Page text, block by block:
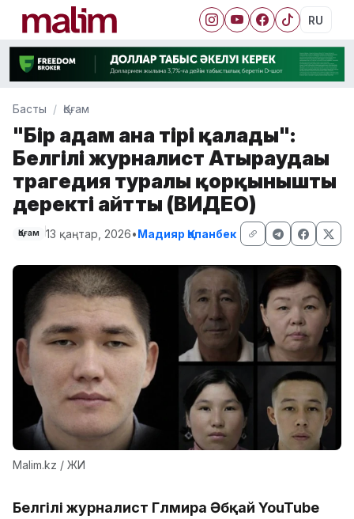
RU
Басты Қоғам
"Бір адам ғана тірі қалады":
Белгілі журналист Атыраудағы
трагедия туралы қорқынышты
деректі айтты (ВИДЕО)
Қоғам 13 қаңтар, 2026•Мадияр Қапанбек
Malim.kz / ЖИ
Белгілі журналист Гүлмира Әбқай YouTube